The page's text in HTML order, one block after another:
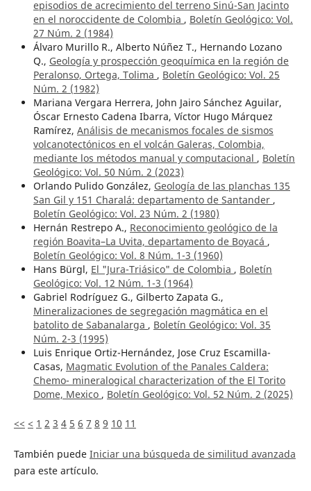
episodios de acrecimiento del terreno Sinú-San Jacinto
en el noroccidente de Colombia , Boletín Geológico: Vol.
27 Núm. 2 (1984)
Álvaro Murillo R., Alberto Núñez T., Hernando Lozano
Q., Geología y prospección geoquímica en la región de
Peralonso, Ortega, Tolima , Boletín Geológico: Vol. 25
Núm. 2 (1982)
Mariana Vergara Herrera, John Jairo Sánchez Aguilar,
Óscar Ernesto Cadena Ibarra, Víctor Hugo Márquez
Ramírez, Análisis de mecanismos focales de sismos
volcanotectónicos en el volcán Galeras, Colombia,
mediante los métodos manual y computacional , Boletín
Geológico: Vol. 50 Núm. 2 (2023)
Orlando Pulido González, Geología de las planchas 135
San Gil y 151 Charalá: departamento de Santander ,
Boletín Geológico: Vol. 23 Núm. 2 (1980)
Hernán Restrepo A., Reconocimiento geológico de la
región Boavita–La Uvita, departamento de Boyacá ,
Boletín Geológico: Vol. 8 Núm. 1-3 (1960)
Hans Bürgl, El "Jura-Triásico" de Colombia , Boletín
Geológico: Vol. 12 Núm. 1-3 (1964)
Gabriel Rodríguez G., Gilberto Zapata G.,
Mineralizaciones de segregación magmática en el
batolito de Sabanalarga , Boletín Geológico: Vol. 35
Núm. 2-3 (1995)
Luis Enrique Ortiz-Hernández, Jose Cruz Escamilla-
Casas, Magmatic Evolution of the Panales Caldera:
Chemo- mineralogical characterization of the El Torito
Dome, Mexico , Boletín Geológico: Vol. 52 Núm. 2 (2025)
<< < 1 2 3 4 5 6 7 8 9 10 11
También puede Iniciar una búsqueda de similitud avanzada
para este artículo.